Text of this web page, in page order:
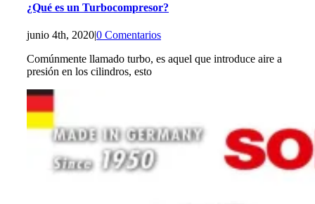
¿Qué es un Turbocompresor?
junio 4th, 2020|0 Comentarios
Comúnmente llamado turbo, es aquel que introduce aire a
presión en los cilindros, esto